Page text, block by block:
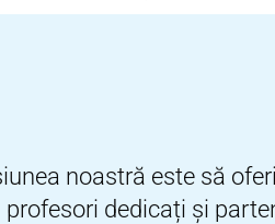
noastră este să
profesori dedicați și